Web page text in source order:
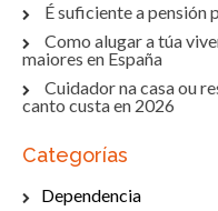
É suficiente a pensión
Como alugar a túa
maiores en España
Cuidador na casa ou
canto custa en 2026
Categorías
Dependencia